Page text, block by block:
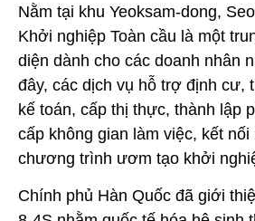
Nằm tại khu Yeoksam-dong,
Khởi nghiệp Toàn cầu là một
diện dành cho các doanh nhân
đây, các dịch vụ hỗ trợ định cư,
kế toán, cấp thị thực, thành lập
cấp không gian làm việc, kết
chương trình ươm tạo khởi
Chính phủ Hàn Quốc đã giới